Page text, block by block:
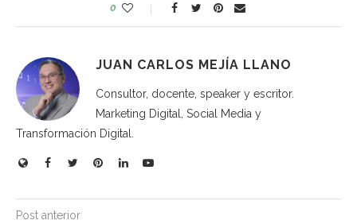
0
JUAN CARLOS MEJÍA LLANO
Consultor, docente, speaker y escritor.
Marketing Digital, Social Media y
Transformación Digital.
Post anterior